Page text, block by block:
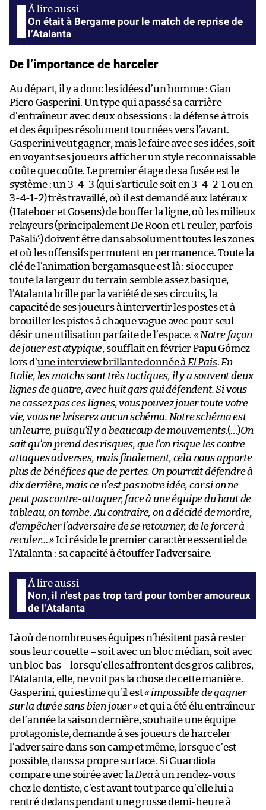
On était à Bergame pour le match de reprise de
l’Atalanta
De l’importance de harceler
Au départ, il y a donc les idées d’un homme : Gian
Piero Gasperini. Un type qui a passé sa carrière
d’entraîneur avec deux obsessions : la défense à trois
et des équipes résolument tournées vers l’avant.
Gasperini veut gagner, mais le faire avec ses idées, soit
en voyant ses joueurs afficher un style reconnaissable
coûte que coûte. Le premier étage de sa fusée est le
système : un 3-4-3 (qui s’articule soit en 3-4-2-1 ou en
3-4-1-2) très travaillé, où il est demandé aux latéraux
(Hateboer et Gosens) de bouffer la ligne, où les milieux
relayeurs (principalement De Roon et Freuler, parfois
Pašalić) doivent être dans absolument toutes les zones
et où les offensifs permutent en permanence. Toute la
clé de l’animation bergamasque est là : si occuper
toute la largeur du terrain semble assez basique,
l’Atalanta brille par la variété de ses circuits, la
capacité de ses joueurs à intervertir les postes et à
brouiller les pistes à chaque vague avec pour seul
désir une utilisation parfaite de l’espace.« Notre façon
de jouer est atypique, soufflait en février Papu Gómez
lors d’une interview brillante donnée à El Pais. En
Italie, les matchs sont très tactiques, il y a souvent deux
lignes de quatre, avec huit gars qui défendent. Si vous
ne cassez pas ces lignes, vous pouvez jouer toute votre
vie, vous ne briserez aucun schéma. Notre schéma est
un leurre, puisqu’il y a beaucoup de mouvements.(…)On
sait qu’on prend des risques, que l’on risque les contre-
attaques adverses, mais finalement, cela nous apporte
plus de bénéfices que de pertes. On pourrait défendre à
dix derrière, mais ce n’est pas notre idée, car si on ne
peut pas contre-attaquer, face à une équipe du haut de
tableau, on tombe. Au contraire, on a décidé de mordre,
d’empêcher l’adversaire de se retourner, de le forcer à
reculer… »Ici réside le premier caractère essentiel de
l’Atalanta : sa capacité à étouffer l’adversaire.
Non, il n’est pas trop tard pour tomber amoureux
de l’Atalanta
Là où de nombreuses équipes n’hésitent pas à rester
sous leur couette – soit avec un bloc médian, soit avec
un bloc bas – lorsqu’elles affrontent des gros calibres,
l’Atalanta, elle, ne voit pas la chose de cette manière.
Gasperini, qui estime qu’il est« impossible de gagner
sur la durée sans bien jouer »et qui a été élu entraîneur
de l’année la saison dernière, souhaite une équipe
protagoniste, demande à ses joueurs de harceler
l’adversaire dans son camp et même, lorsque c’est
possible, dans sa propre surface. Si Guardiola
compare une soirée avec la Deaà un rendez-vous
chez le dentiste, c’est avant tout parce qu’elle lui a
rentré dedans pendant une grosse demi-heure à